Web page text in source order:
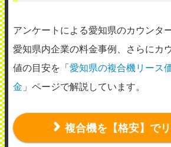
アンケートによる愛知県のカウンタ
愛知県内企業の料金事例、さらにカ
値の目安を「愛知県の複合機リース
金 」ページで解説しています。
複合機を【格安】で